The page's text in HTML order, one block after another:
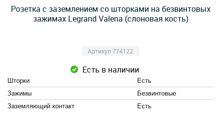
Розетка с заземлением со шторками на безвинтовых
зажимах Legrand Valena (слоновая кость)
Артикул 774122
Есть в наличии
Шторки
Есть
Зажимы
Безвинтовые
Заземляющий контакт
Есть